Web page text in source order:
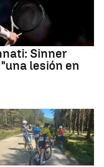
Sinner
lesión en